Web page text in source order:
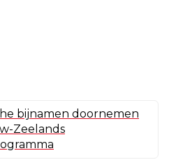
bijnamen doornemen
Zeelands